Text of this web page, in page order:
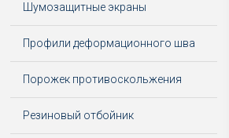
Шумозащитные экраны
Профили деформационного шва
Порожек противоскольжения
Резиновый отбойник